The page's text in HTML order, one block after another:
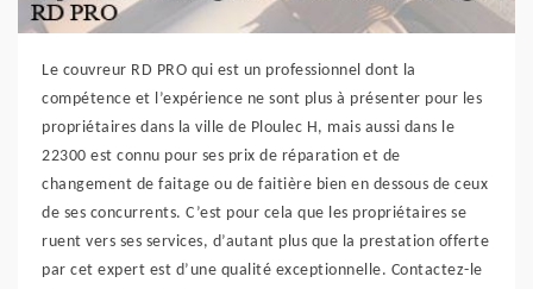
Le couvreur RD PRO qui est un professionnel dont la
compétence et l’expérience ne sont plus à présenter pour les
propriétaires dans la ville de Ploulec H, mais aussi dans le
22300 est connu pour ses prix de réparation et de
changement de faitage ou de faitière bien en dessous de ceux
de ses concurrents. C’est pour cela que les propriétaires se
ruent vers ses services, d’autant plus que la prestation offerte
par cet expert est d’une qualité exceptionnelle. Contactez-le